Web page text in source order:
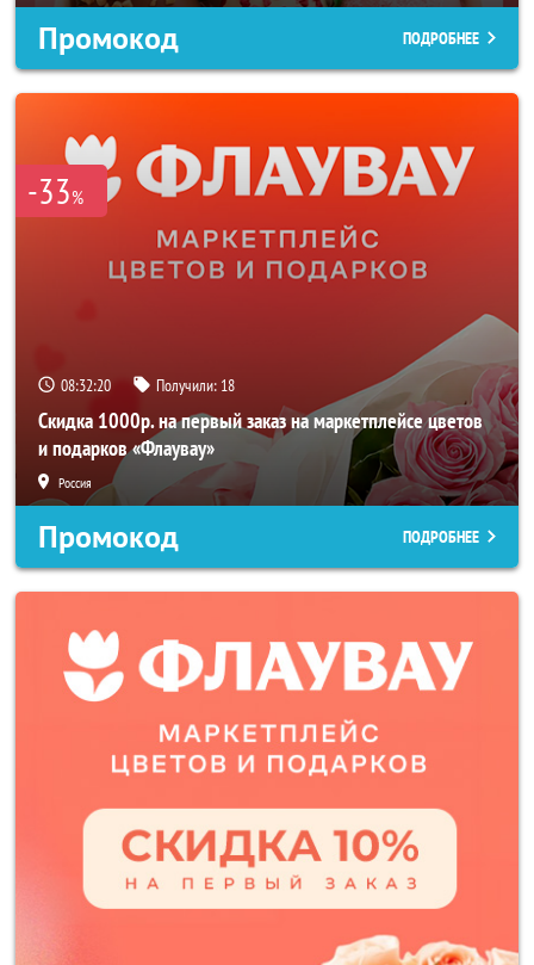
Промокод ПОДРОБНЕЕ
-33%
08:32:19 Получили: 18
Скидка 1000р. на первый заказ на маркетплейсе цветов
и подарков «Флаувау»
Россия
Промокод ПОДРОБНЕЕ